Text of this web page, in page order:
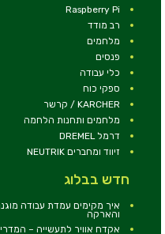
Raspberry Pi
רב מודד
מלחמים
פנסים
כלי עבודה
ספקי כוח
KARCHER / קרשר
מלחמים ותחנות הלחמה
דרמל DREMEL
זיווד ומחברים NEUTRIK
חדש בבלוג
והארקה
אקדח אוויר לתעשייה –